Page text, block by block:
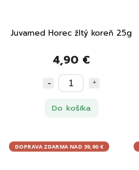
Juvamed Horec žltý koreň 25g
4,90 €
Do košíka
DOPRAVA ZDARMA NAD 39,90 €